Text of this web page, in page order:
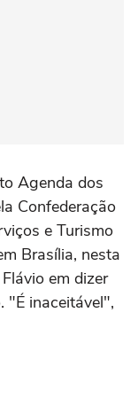
Agenda dos
Confederação
e Turismo
Brasília, nesta
em dizer
"É inaceitável",